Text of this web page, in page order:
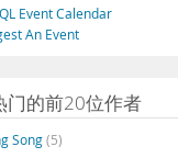
Português
Event Calendar
An Event
门的前20位作者
Song(5)